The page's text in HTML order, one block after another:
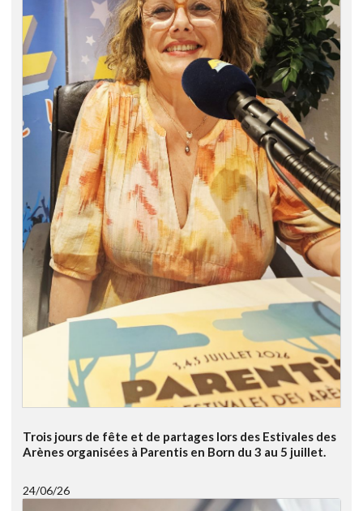
Trois jours de fête et de partages lors des Estivales des
Arènes organisées à Parentis en Born du 3 au 5 juillet.
24/06/26